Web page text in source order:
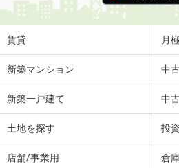
賃貸 月
新築マンション 中
新築一戸建て 中
土地を探す 投
店舗/事業用 倉